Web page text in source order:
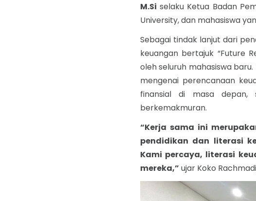
M.Si selaku Ketua Badan
University, dan mahasiswa
Sebagai tindak lanjut dari
keuangan bertajuk “Future
oleh seluruh mahasiswa
mengenai perencanaan
finansial di masa depan,
berkemakmuran.
“Kerja sama ini
pendidikan dan literasi
Kami percaya, literasi
mereka,” ujar Koko